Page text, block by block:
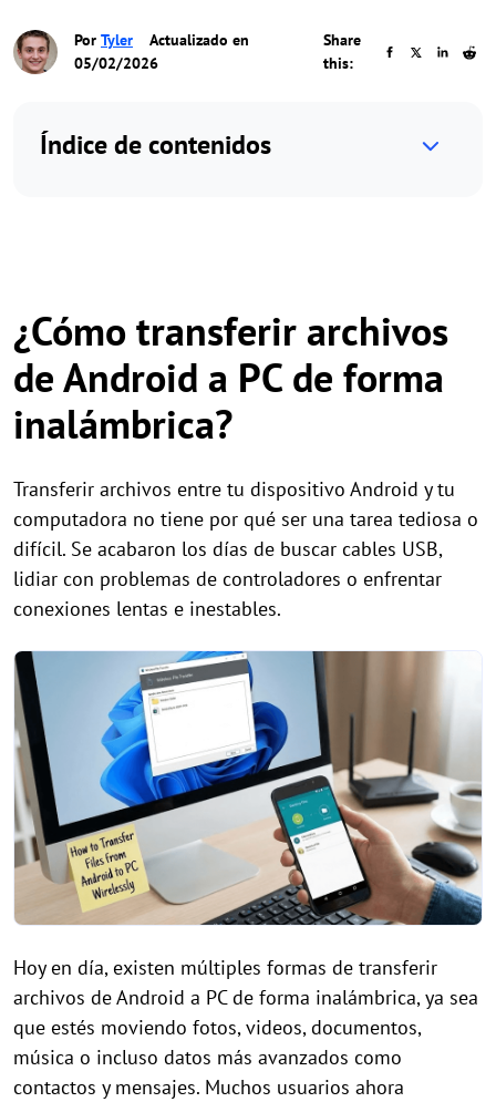
Por Tyler
Actualizado en
05/02/2026
Share
this:
Índice de contenidos
¿Cómo transferir archivos
de Android a PC de forma
inalámbrica?
Transferir archivos entre tu dispositivo Android y tu
computadora no tiene por qué ser una tarea tediosa o
difícil. Se acabaron los días de buscar cables USB,
lidiar con problemas de controladores o enfrentar
conexiones lentas e inestables.
Hoy en día, existen múltiples formas de transferir
archivos de Android a PC de forma inalámbrica, ya sea
que estés moviendo fotos, videos, documentos,
música o incluso datos más avanzados como
contactos y mensajes. Muchos usuarios ahora